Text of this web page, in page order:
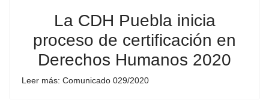
La CDH Puebla inicia
proceso de certificación en
Derechos Humanos 2020
Leer más: Comunicado 029/2020